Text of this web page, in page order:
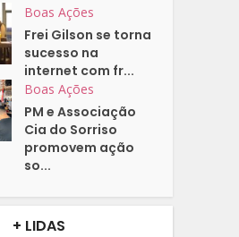
Boas Ações
Frei Gilson se torna
sucesso na
internet com fr...
Boas Ações
PM e Associação
Cia do Sorriso
promovem ação
so...
+ LIDAS